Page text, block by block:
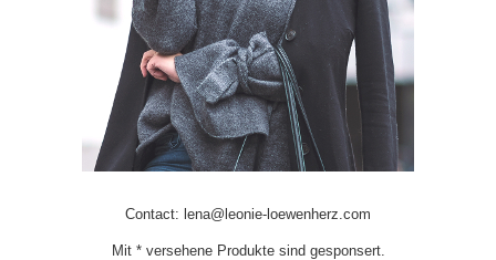
Contact: lena@leonie-loewenherz.com
Mit * versehene Produkte sind gesponsert.